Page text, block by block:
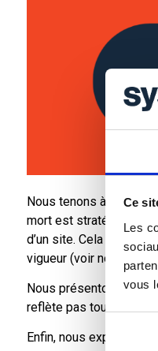
Ce
Les
vous
du
Nous tenons à mettre
mort est stratégique
d’un site. Cela doit
vigueur (voir notre
Nous présentons
reflète pas toujours le
Enfin, nous